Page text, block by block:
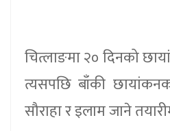
चित्लाङमा २० दिनको
त्यसपछि बाँकी
सौराहा र इलाम जाने